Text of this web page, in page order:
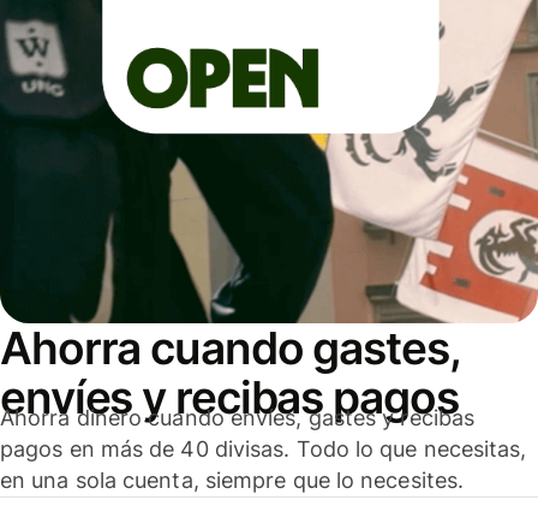
Ahorra cuando gastes,
envíes y recibas pagos
Ahorra dinero cuando envíes, gastes y recibas
pagos en más de 40 divisas. Todo lo que necesitas,
en una sola cuenta, siempre que lo necesites.